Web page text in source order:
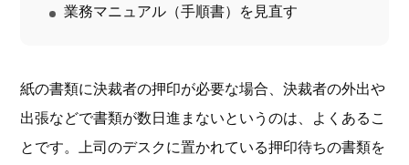
業務マニュアル（手順書）を見直す
紙の書類に決裁者の押印が必要な場合、決裁者の外出や
出張などで書類が数日進まないというのは、よくあるこ
とです。上司のデスクに置かれている押印待ちの書類を